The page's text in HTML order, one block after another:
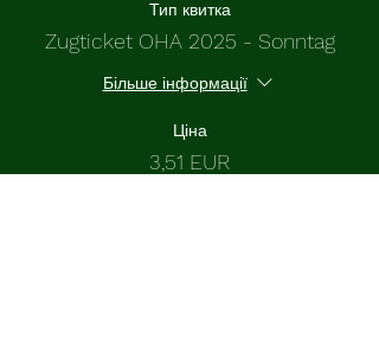
Тип квитка
Zugticket OHA 2025 - Sonntag
Більше інформації
Ціна
3,51 EUR